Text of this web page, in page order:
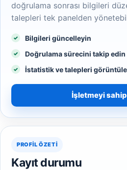
doğrulama sonrası bilgileri
talepleri tek panelden
Bilgileri güncelleyin
Doğrulama sürecini takip edin
İstatistik ve talepleri
İşletmeyi
PROFIL ÖZETI
Kayıt durumu